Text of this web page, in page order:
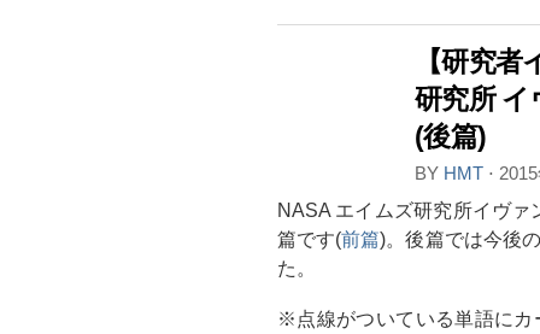
【研究
研究所
(後篇)
BY HMT ⋅
NASA エイムズ研究所イヴ
篇です(前篇)。後篇では今後
た。
※点線がついている単語にカ